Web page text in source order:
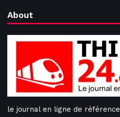
About
le journal en ligne de référence